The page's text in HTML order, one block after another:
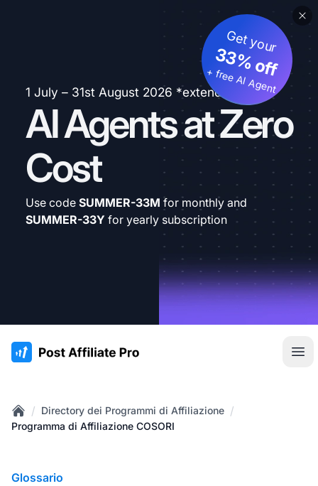
1 July – 31st August 2026 *extended
AI Agents at Zero
Cost
Get your
33% off
+ free AI Agent
Use code SUMMER-33M for monthly and
SUMMER-33Y for yearly subscription
:site.title
Home
/ Directory dei Programmi di Affiliazione /
Programma di Affiliazione COSORI
Glossario